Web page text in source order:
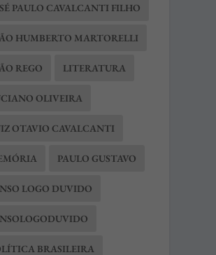
PAULO CAVALCANTI FILHO
HUMBERTO MARTORELLI
REGO LITERATURA
OLIVEIRA
OTAVIO CAVALCANTI
PAULO GUSTAVO
LOGO DUVIDO
BRASILEIRA